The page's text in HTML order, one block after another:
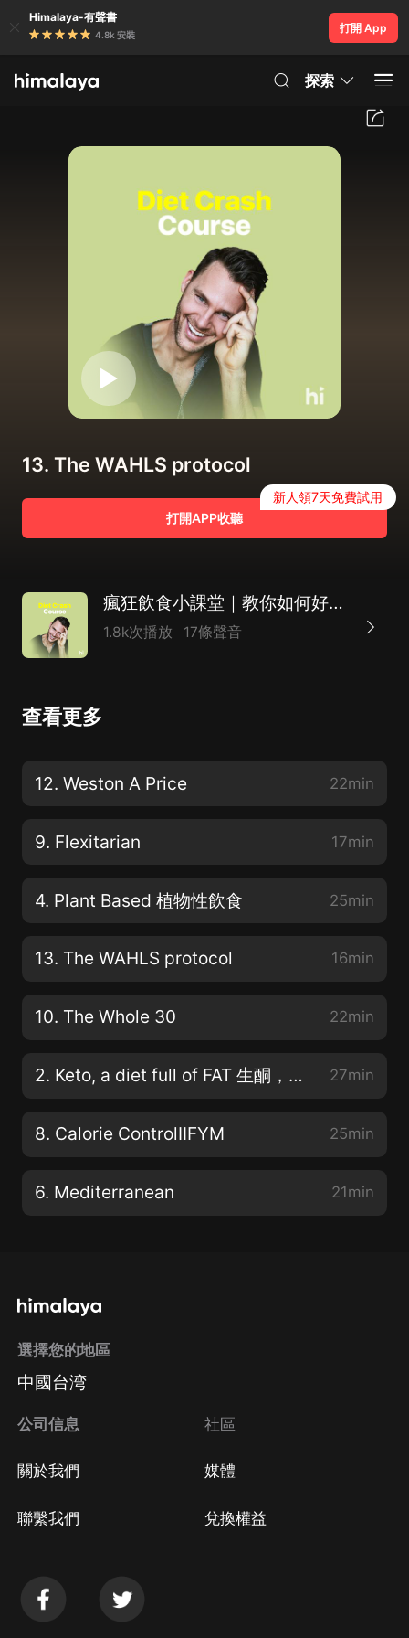
Himalaya-有聲書
4.8k 安裝
打開 App
探索
13. The WAHLS protocol
打開APP收聽
新人領7天免費試用
瘋狂飲食小課堂｜教你如何好好吃飯（附英文原稿）
1.8k次播放 17條聲音
查看更多
12. Weston A Price 22min
9. Flexitarian 17min
4. Plant Based 植物性飲食 25min
13. The WAHLS protocol 16min
10. The Whole 30 22min
2. Keto, a diet full of FAT 生酮，富含脂肪的食物 27min
8. Calorie ControlIIFYM 25min
6. Mediterranean 21min
選擇您的地區
中國台湾
公司信息
關於我們
聯繫我們
社區
媒體
兌換權益